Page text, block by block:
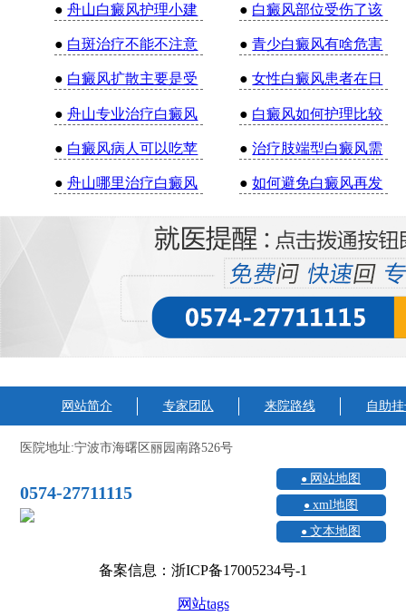
●舟山白癜风护理小建 ● 白癜风部位受伤了该
● 白斑治疗不能不注意 ●青少白癜风有啥危害
● 白癜风扩散主要是受 ●女性白癜风患者在日
●舟山专业治疗白癜风 ● 白癜风如何护理比较
● 白癜风病人可以吃苹 ●治疗肢端型白癜风需
●舟山哪里治疗白癜风 ●如何避免白癜风再发
网站简介 专家团队 来院路线 自助
医院地址:宁波市海曙区丽园南路526号
0574-27711115
网站地图
xml地图
文本地图
备案信息：浙ICP备17005234号-1
网站tags